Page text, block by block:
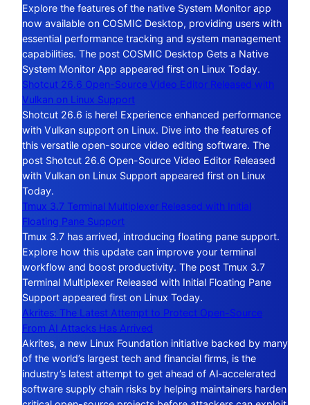
Explore the features of the native System Monitor app
now available on COSMIC Desktop, providing users with
essential performance tracking and system management
capabilities. The post COSMIC Desktop Gets a Native
System Monitor App appeared first on Linux Today.
Shotcut 26.6 Open-Source Video Editor Released with
Vulkan on Linux Support
Shotcut 26.6 is here! Experience enhanced performance
with Vulkan support on Linux. Dive into the features of
this versatile open-source video editing software. The
post Shotcut 26.6 Open-Source Video Editor Released
with Vulkan on Linux Support appeared first on Linux
Today.
Tmux 3.7 Terminal Multiplexer Released with Initial
Floating Pane Support
Tmux 3.7 has arrived, introducing floating pane support.
Explore how this update can improve your terminal
workflow and boost productivity. The post Tmux 3.7
Terminal Multiplexer Released with Initial Floating Pane
Support appeared first on Linux Today.
Akrites: The Latest Attempt to Protect Open-Source
From AI Attacks Has Arrived
Akrites, a new Linux Foundation initiative backed by many
of the world’s largest tech and financial firms, is the
industry’s latest attempt to get ahead of AI‑accelerated
software supply chain risks by helping maintainers harden